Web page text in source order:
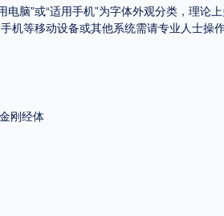
脑”或“适用手机”为字体外观分类，理论
机等移动设备或其他系统需请专业人士